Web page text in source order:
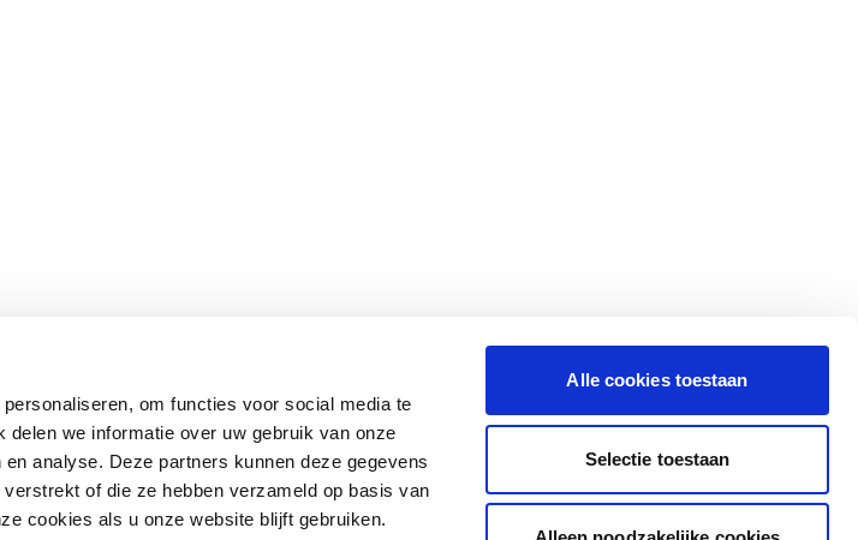
om functies voor social media te
we informatie over uw gebruik van onze
analyse. Deze partners kunnen deze gegevens
of die ze hebben verzameld op basis van
cookies als u onze website blijft gebruiken.
Alle cookies toestaan
Selectie toestaan